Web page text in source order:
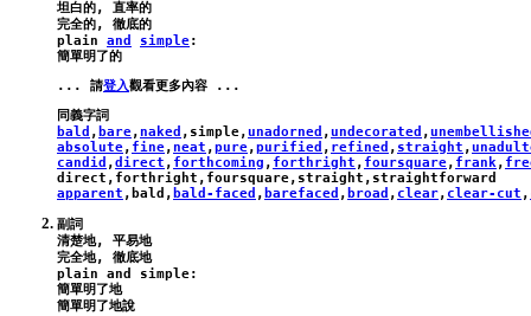
坦白的, 直率的
plain
and simple:
... 請登入
bald , bare, naked , simple,unadorned ,undecorated ,
absolute, fine, neat ,pure,purified , refined , straight ,
candid ,direct , forthcoming , forthright , foursquare, frank,
direct , forthright , foursquare, straight , straightforward
apparent , bald , bald-faced , barefaced , broad , clear, clear-cut ,
副詞
清楚地, 平易地
plain
and simple:
簡單明了地